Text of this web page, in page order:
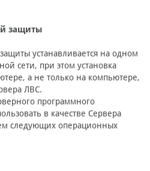
защиты
устанавливается на одном
сети, при этом установка
а не только на компьютере,
ЛВС.
программного
в качестве Сервера
следующих операционных